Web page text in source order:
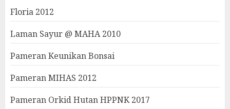
Floria 2012
Laman Sayur @ MAHA 2010
Pameran Keunikan Bonsai
Pameran MIHAS 2012
Pameran Orkid Hutan HPPNK 2017